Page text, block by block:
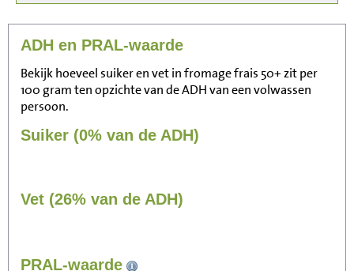
ADH en PRAL-waarde
Bekijk hoeveel suiker en vet in fromage frais 50+ zit per
100 gram ten opzichte van de ADH van een volwassen
persoon.
Suiker (0% van de ADH)
Vet (26% van de ADH)
PRAL-waarde